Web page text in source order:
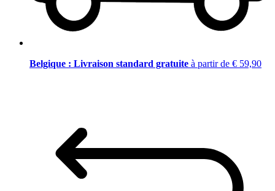
Belgique : Livraison standard gratuite à partir de € 59,90